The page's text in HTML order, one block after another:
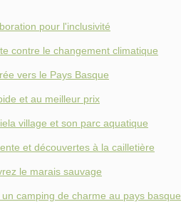
pour l'inclusivité
contre le changement climatique
vers le Pays Basque
et au meilleur prix
village et son parc aquatique
et découvertes à la cailletière
le marais sauvage
camping de charme au pays basque